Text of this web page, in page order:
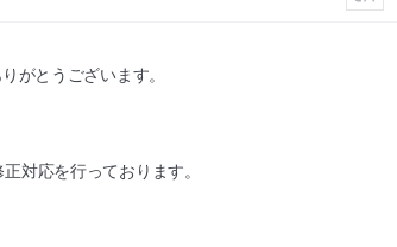
がとうございます。
対応を行っております。